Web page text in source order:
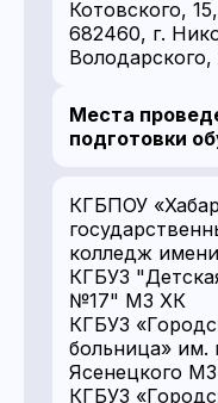
Котовского,
682460, г.
Володарского,
Места
подготовки
КГБПОУ
колледж
КГБУЗ
№17" МЗ ХК
КГБУЗ
больница»
Ясенецкого
КГБУЗ